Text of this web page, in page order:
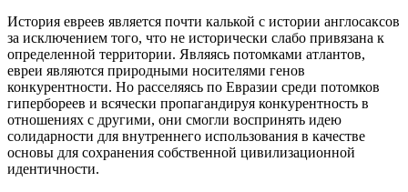
История евреев является почти калькой с истории англосаксов
за исключением того, что не исторически слабо привязана к
определенной территории. Являясь потомками атлантов,
евреи являются природными носителями генов
конкурентности. Но расселяясь по Евразии среди потомков
гипербореев и всячески пропагандируя конкурентность в
отношениях с другими, они смогли воспринять идею
солидарности для внутреннего использования в качестве
основы для сохранения собственной цивилизационной
идентичности.